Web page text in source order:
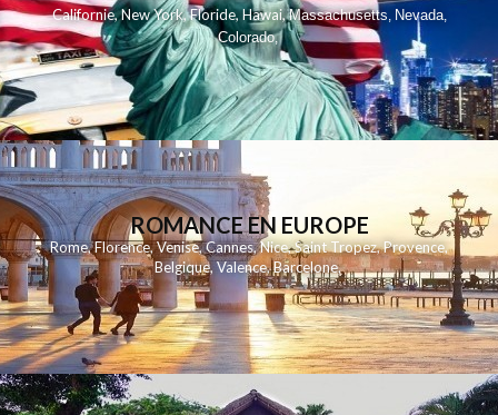
Californie,New York,Floride,Hawai,Massachusetts, Nevada,
Colorado,
ROMANCE EN EUROPE
Rome,Florence,Venise,Cannes,Nice,Saint Tropez,Provence,
Belgique,Valence,Barcelone,